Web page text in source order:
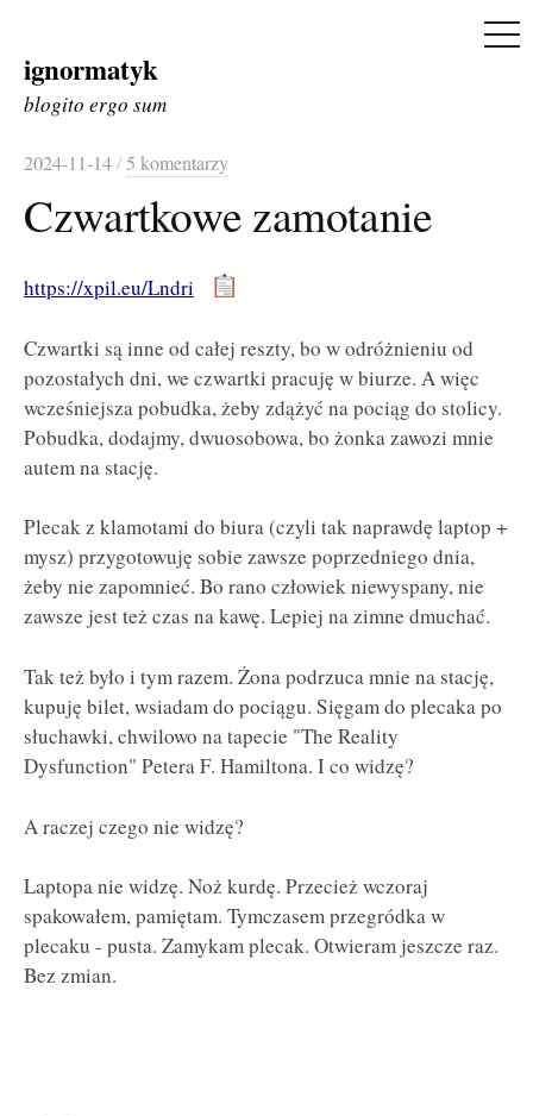
Skip
to
ignormatyk
blogito ergo sum
2024-11-14/5 komentarzy
Czwartkowe zamotanie
https://xpil.eu/Lndri
Czwartki są inne od całej reszty, bo w odróżnieniu od
pozostałych dni, we czwartki pracuję w biurze. A więc
wcześniejsza pobudka, żeby zdążyć na pociąg do stolicy.
Pobudka, dodajmy, dwuosobowa, bo żonka zawozi mnie
autem na stację.
Plecak z klamotami do biura (czyli tak naprawdę laptop +
mysz) przygotowuję sobie zawsze poprzedniego dnia,
żeby nie zapomnieć. Bo rano człowiek niewyspany, nie
zawsze jest też czas na kawę. Lepiej na zimne dmuchać.
Tak też było i tym razem. Żona podrzuca mnie na stację,
kupuję bilet, wsiadam do pociągu. Sięgam do plecaka po
słuchawki, chwilowo na tapecie "The Reality
Dysfunction" Petera F. Hamiltona. I co widzę?
A raczej czego nie widzę?
Laptopa nie widzę. Noż kurdę. Przecież wczoraj
spakowałem, pamiętam. Tymczasem przegródka w
plecaku - pusta. Zamykam plecak. Otwieram jeszcze raz.
Bez zmian.